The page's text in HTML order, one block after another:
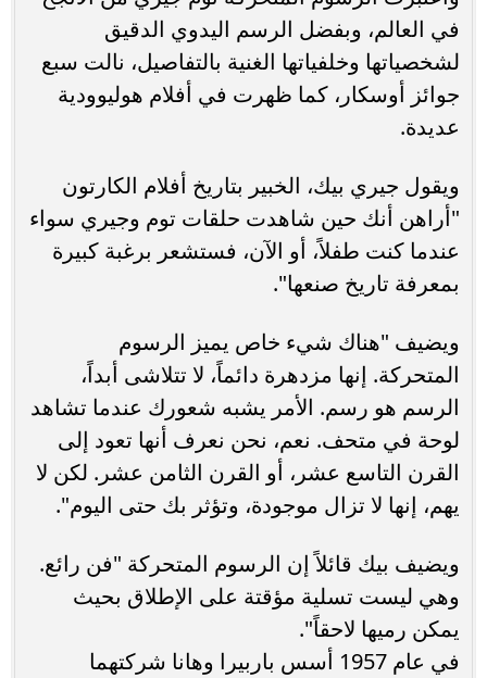
في العالم، وبفضل الرسم اليدوي الدقيق
لشخصياتها وخلفياتها الغنية بالتفاصيل، نالت سبع
جوائز أوسكار، كما ظهرت في أفلام هوليوودية
عديدة.
ويقول جيري بيك، الخبير بتاريخ أفلام الكارتون
"أراهن أنك حين شاهدت حلقات توم وجيري سواء
عندما كنت طفلاً، أو الآن، فستشعر برغبة كبيرة
بمعرفة تاريخ صنعها".
ويضيف "هناك شيء خاص يميز الرسوم
المتحركة. إنها مزدهرة دائماً، لا تتلاشى أبداً،
الرسم هو رسم. الأمر يشبه شعورك عندما تشاهد
لوحة في متحف. نعم، نحن نعرف أنها تعود إلى
القرن التاسع عشر، أو القرن الثامن عشر. لكن لا
يهم، إنها لا تزال موجودة، وتؤثر بك حتى اليوم".
ويضيف بيك قائلاً إن الرسوم المتحركة "فن رائع.
وهي ليست تسلية مؤقتة على الإطلاق بحيث
يمكن رميها لاحقاً".
في عام 1957 أسس باربيرا وهانا شركتهما